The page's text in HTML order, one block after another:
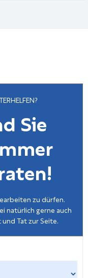
Sie
zu dürfen.
natürlich gerne auch
Tat zur Seite.